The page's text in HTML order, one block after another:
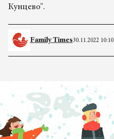
Кунцево".
Family Times30.11.2022 10:10